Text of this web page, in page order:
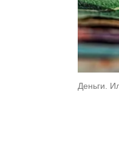
Деньги.